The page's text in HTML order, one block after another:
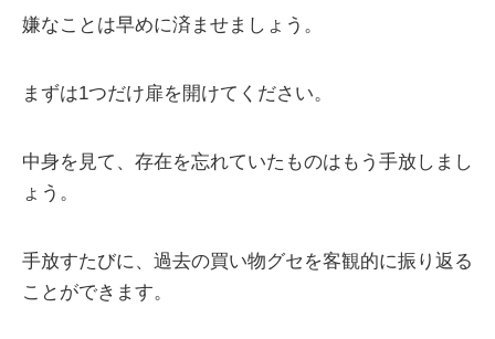
嫌なことは早めに済ませましょう。
まずは1つだけ扉を開けてください。
中身を見て、存在を忘れていたものはもう手放しまし
ょう。
手放すたびに、過去の買い物グセを客観的に振り返る
ことができます。